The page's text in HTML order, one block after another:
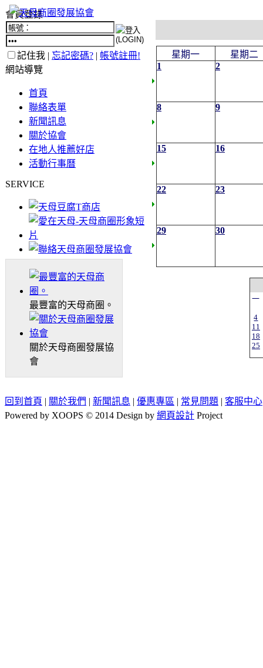
會員登錄
記住我 | 忘記密碼? | 帳號註冊!
網站導覽
首頁
聯絡表單
新聞訊息
關於協會
在地人推薦好店
活動行事曆
SERVICE
最豐富的天母商圈。
關於天母商圈發展協
會
星期一
星期二
1
2
8 9
15 16
22 23
29 30
一
4
11
18
25
回到首頁 | 關於我們 | 新聞訊息 | 優惠專區 | 常見問題 | 客服中心
Powered by XOOPS © 2014 Design by 網頁設計 Project